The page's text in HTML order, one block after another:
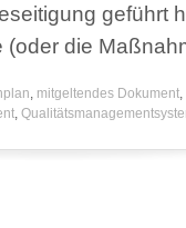
geführt
(oder die
, mitgeltendes Dokument,
,